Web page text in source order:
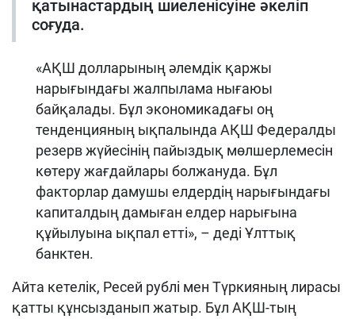
қатынастардың шиеленісуіне әкеліп
соғуда.
«АҚШ долларының әлемдік қаржы
нарығындағы жалпылама нығаюы
байқалады. Бұл экономикадағы оң
тенденцияның ықпалында АҚШ Федералды
резерв жүйесінің пайыздық мөлшерлемесін
көтеру жағдайлары болжануда. Бұл
факторлар дамушы елдердің нарығындағы
капиталдың дамыған елдер нарығына
құйылуына ықпал етті», – деді Ұлттық
банктен.
Айта кетелік, Ресей рублі мен Түркияның лирасы
қатты құнсызданып жатыр. Бұл АҚШ-тың